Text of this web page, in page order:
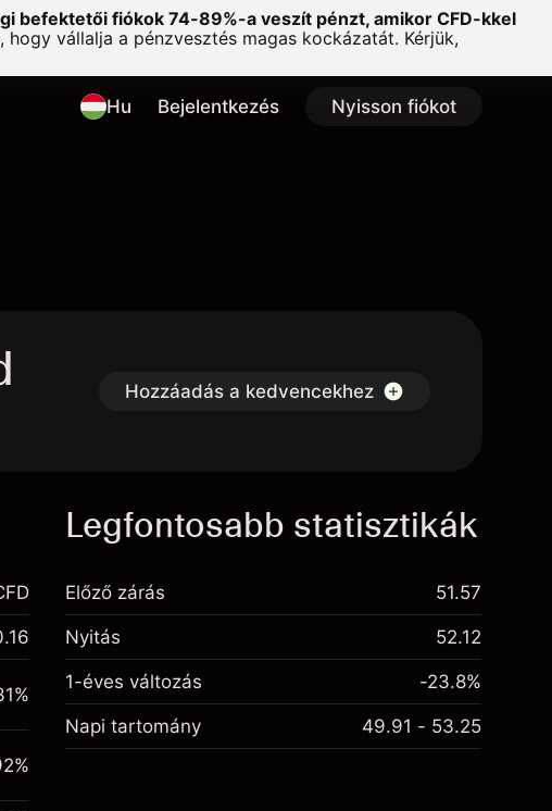
befektetői fiókok 74-89%-a veszít pénzt, amikor CFD-kkel
vállalja a pénzvesztés magas kockázatát. Kérjük,
Hu Bejelentkezés Nyisson fiókot
Hozzáadás a kedvencekhez
%
%
Legfontosabb statisztikák
Előző zárás 51.57
Nyitás 52.12
1-éves változás -23.8%
Napi tartomány 49.91 - 53.25